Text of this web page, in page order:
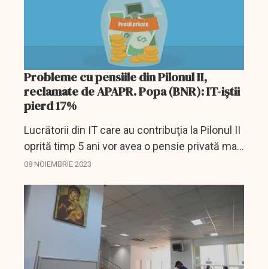
Probleme cu pensiile din Pilonul II,
reclamate de APAPR. Popa (BNR): IT-iștii
pierd 17%
Lucrătorii din IT care au contribuţia la Pilonul II
oprită timp 5 ani vor avea o pensie privată mai
mică cu 17%, iar cei din construcţii cu 30%, a
08 NOIEMBRIE 2023